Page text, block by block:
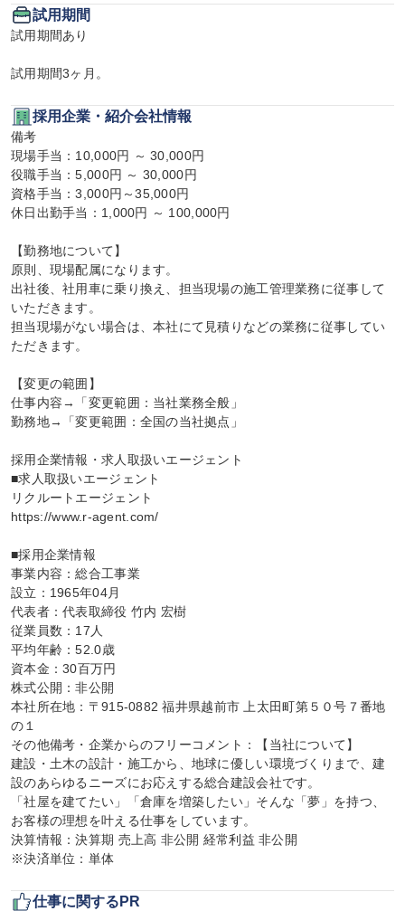
試用期間
試用期間あり
試用期間3ヶ月。
採用企業・紹介会社情報
備考
現場手当：10,000円 ～ 30,000円
役職手当：5,000円 ～ 30,000円
資格手当：3,000円～35,000円
休日出勤手当：1,000円 ～ 100,000円
【勤務地について】
原則、現場配属になります。
出社後、社用車に乗り換え、担当現場の施工管理業務に従事して
いただきます。
担当現場がない場合は、本社にて見積りなどの業務に従事してい
ただきます。
【変更の範囲】
仕事内容→「変更範囲：当社業務全般」
勤務地→「変更範囲：全国の当社拠点」
採用企業情報・求人取扱いエージェント
■求人取扱いエージェント
リクルートエージェント
https://www.r-agent.com/
■採用企業情報
事業内容：総合工事業
設立：1965年04月
代表者：代表取締役 竹内 宏樹
従業員数：17人
平均年齢：52.0歳
資本金：30百万円
株式公開：非公開
本社所在地：〒915-0882 福井県越前市 上太田町第５０号７番地
の１
その他備考・企業からのフリーコメント：【当社について】
建設・土木の設計・施工から、地球に優しい環境づくりまで、建
設のあらゆるニーズにお応えする総合建設会社です。
「社屋を建てたい」「倉庫を増築したい」そんな「夢」を持つ、
お客様の理想を叶える仕事をしています。
決算情報：決算期 売上高 非公開 経常利益 非公開
※決済単位：単体
仕事に関するPR